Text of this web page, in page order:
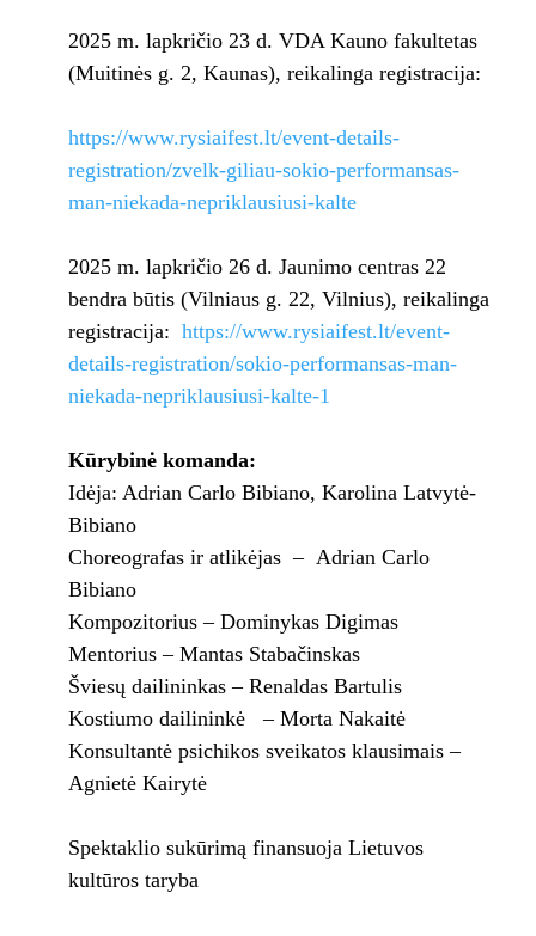
2025 m. lapkričio 23 d. VDA Kauno fakultetas
(Muitinės g. 2, Kaunas), reikalinga registracija:
https://www.rysiaifest.lt/event-details-
registration/zvelk-giliau-sokio-performansas-
man-niekada-nepriklausiusi-kalte
2025 m. lapkričio 26 d. Jaunimo centras 22
bendra būtis (Vilniaus g. 22, Vilnius), reikalinga
registracija: https://www.rysiaifest.lt/event-
details-registration/sokio-performansas-man-
niekada-nepriklausiusi-kalte-1
Kūrybinė komanda:
Idėja: Adrian Carlo Bibiano, Karolina Latvytė-
Bibiano
Choreografas ir atlikėjas – Adrian Carlo
Bibiano
Kompozitorius – Dominykas Digimas
Mentorius – Mantas Stabačinskas
Šviesų dailininkas – Renaldas Bartulis
Kostiumo dailininkė – Morta Nakaitė
Konsultantė psichikos sveikatos klausimais –
Agnietė Kairytė
Spektaklio sukūrimą finansuoja Lietuvos
kultūros taryba